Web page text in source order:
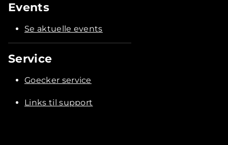
Events
Se aktuelle events
Service
Goecker service
Links til support